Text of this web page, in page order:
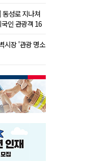
동성로 지나쳐
인 관광객 16
시장 '관광 명소